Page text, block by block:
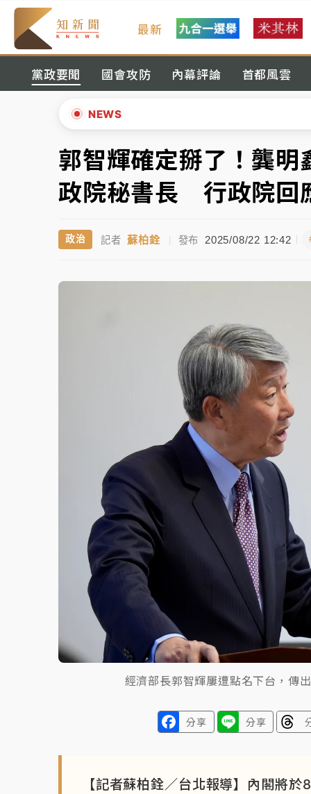
最新
黨政要聞 國會攻防 內幕評論 首都風雲
NEWS
暑假過三周才推「E宿新北打卡趣」！抽獎
中信慈善基金會想增加董事人數！辜仲諒向
故宮《龍藏經》特展第2檔！今線上預約開
台東農業處長涉圖利渡假村！東檢抗告成功
女律師陳昱瑄詐慈濟10億！黃金158kg遭查
故宮《龍藏經》特展第2檔！今線上預約開
台東農業處長涉圖利渡假村！東檢抗告成功
父親節泡湯了！中颱白海豚雨彈轟3天 「紅
▲
▼
郭智輝確定掰了！龔
政院秘書長 行政院回
政治 記者 蘇柏銓 | 發布 2025/08/22 12:42
經濟部長郭智輝屢遭點名下台，傳
分享 分享
【記者蘇柏銓／台北報導】內閣將